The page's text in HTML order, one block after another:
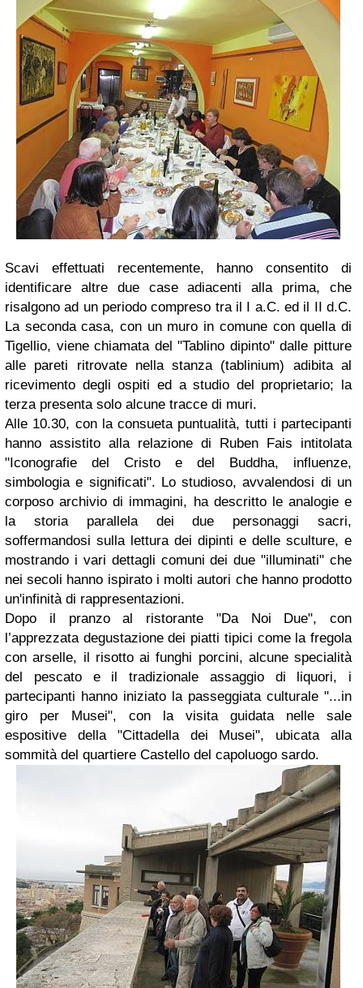
Scavi effettuati recentemente, hanno consentito di
identificare altre due case adiacenti alla prima, che
risalgono ad un periodo compreso tra il I a.C. ed il II d.C.
La seconda casa, con un muro in comune con quella di
Tigellio, viene chiamata del "Tablino dipinto" dalle pitture
alle pareti ritrovate nella stanza (tablinium) adibita al
ricevimento degli ospiti ed a studio del proprietario; la
terza presenta solo alcune tracce di muri.
Alle 10.30, con la consueta puntualità, tutti i partecipanti
hanno assistito alla relazione di Ruben Fais intitolata
"Iconografie del Cristo e del Buddha, influenze,
simbologia e significati". Lo studioso, avvalendosi di un
corposo archivio di immagini, ha descritto le analogie e
la storia parallela dei due personaggi sacri,
soffermandosi sulla lettura dei dipinti e delle sculture, e
mostrando i vari dettagli comuni dei due "illuminati" che
nei secoli hanno ispirato i molti autori che hanno prodotto
un'infinità di rappresentazioni.
Dopo il pranzo al ristorante "Da Noi Due", con
l’apprezzata degustazione dei piatti tipici come la fregola
con arselle, il risotto ai funghi porcini, alcune specialità
del pescato e il tradizionale assaggio di liquori, i
partecipanti hanno iniziato la passeggiata culturale "...in
giro per Musei", con la visita guidata nelle sale
espositive della "Cittadella dei Musei", ubicata alla
sommità del quartiere Castello del capoluogo sardo.